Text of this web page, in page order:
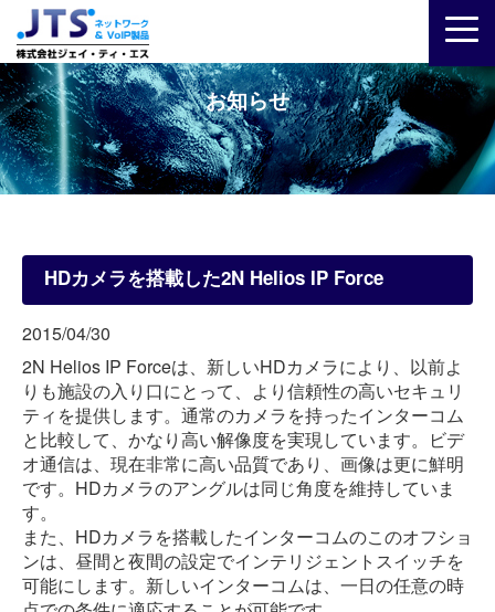
お知らせ
HDカメラを搭載した2N Helios IP Force
2015/04/30
2N Helios IP Forceは、新しいHDカメラにより、以前よ
りも施設の入り口にとって、より信頼性の高いセキュリ
ティを提供します。通常のカメラを持ったインターコム
と比較して、かなり高い解像度を実現しています。ビデ
オ通信は、現在非常に高い品質であり、画像は更に鮮明
です。HDカメラのアングルは同じ角度を維持していま
す。
また、HDカメラを搭載したインターコムのこのオフショ
ンは、昼間と夜間の設定でインテリジェントスイッチを
可能にします。新しいインターコムは、一日の任意の時